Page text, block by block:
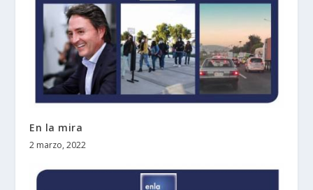
En la mira
2 marzo, 2022